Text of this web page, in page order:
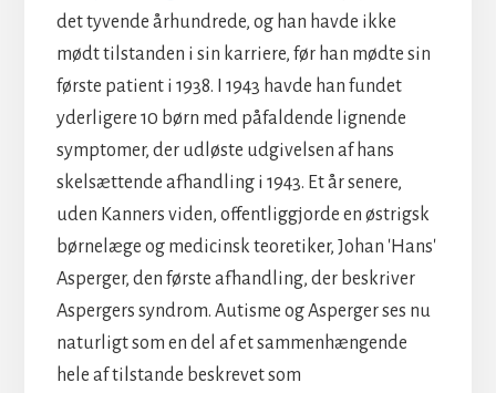
det tyvende århundrede, og han havde ikke
mødt tilstanden i sin karriere, før han mødte sin
første patient i 1938. I 1943 havde han fundet
yderligere 10 børn med påfaldende lignende
symptomer, der udløste udgivelsen af ​​hans
skelsættende afhandling i 1943. Et år senere,
uden Kanners viden, offentliggjorde en østrigsk
børnelæge og medicinsk teoretiker, Johan 'Hans'
Asperger, den første afhandling, der beskriver
Aspergers syndrom. Autisme og Asperger ses nu
naturligt som en del af et sammenhængende
hele af tilstande beskrevet som